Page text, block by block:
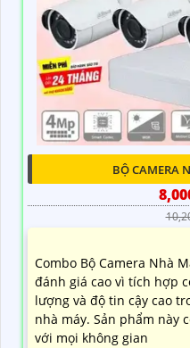
BỘ CAMERA
Combo Bộ Camera Nhà
đánh giá cao vì tích hợp
lượng và độ tin cậy cao
nhà máy. Sản phẩm này
với mọi không gian